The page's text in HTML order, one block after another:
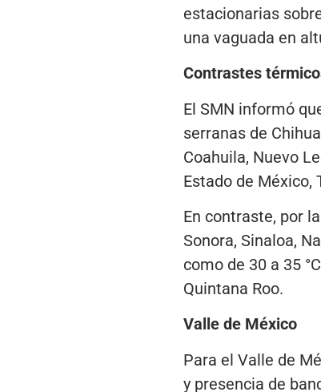
estacionarias
una vaguada en
Contrastes
El SMN informó
serranas de
Coahuila, Nuevo
Estado de México,
En contraste, por
Sonora, Sinaloa,
como de 30 a 35
Quintana Roo.
Valle de México
Para el Valle de
y presencia de